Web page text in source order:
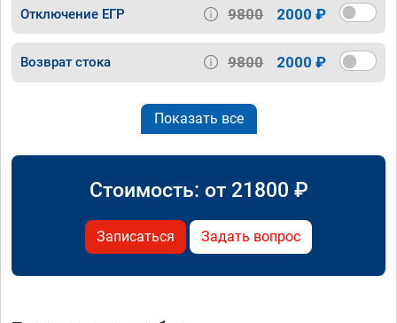
Отключение ЕГР 9800 2000 ₽
Возврат стока 9800 2000 ₽
Показать все
Стоимость: от 21800 ₽
Записаться Задать вопрос